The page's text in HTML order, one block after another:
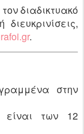
διαδικτυακό
.
στην
των 12